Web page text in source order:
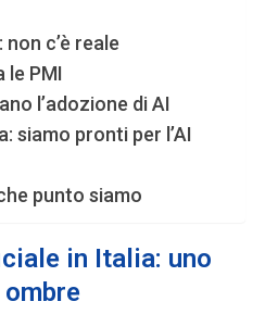
c’è reale
le PMI
l’adozione di AI
siamo pronti per l’AI
punto siamo
in Italia: uno